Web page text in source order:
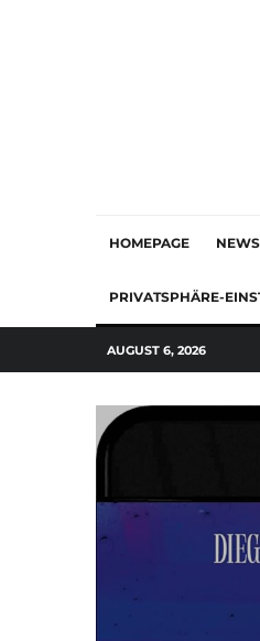
HOMEPAGE NEWS
PRIVATSPHÄRE-
AUGUST 6, 2026